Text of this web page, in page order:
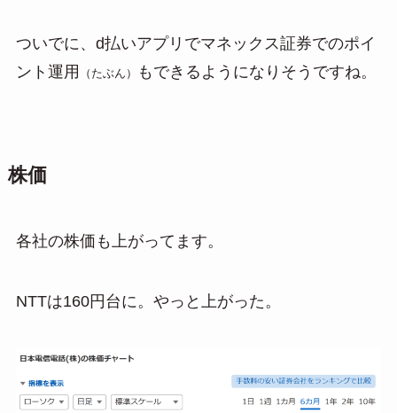
ついでに、d払いアプリでマネックス証券でのポイ
ント運用
（たぶん） もできるようになりそうですね。
株価
各社の株価も上がってます。
NTTは160円台に。やっと上がった。